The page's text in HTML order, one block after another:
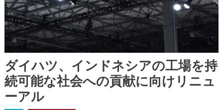
ダイハツ、インドネシアの工場を持
続可能な社会への貢献に向けリニュ
ーアル